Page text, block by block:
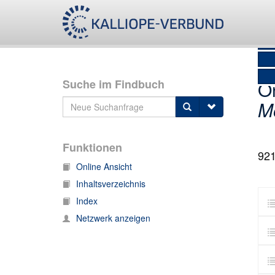
Suche im Findbuch
Funktionen
Online Ansicht
Inhaltsverzeichnis
Index
Netzwerk anzeigen